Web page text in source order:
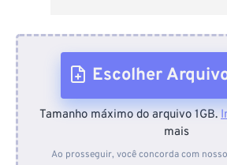
Escolher
Do dispositivo
Tamanho máximo do arquivo 1GB.
mais
Ao prosseguir, você concorda com